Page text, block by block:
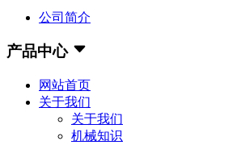
公司简介
产品中心
网站首页
关于我们
关于我们
机械知识